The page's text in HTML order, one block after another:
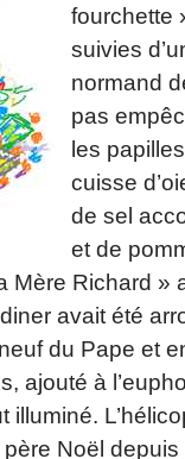
fourchette
suivies
normand
pas
les
cuisse
de sel
et de
Mère Richard »
avait été
du Pape et
ajouté à
illuminé.
Noël depuis